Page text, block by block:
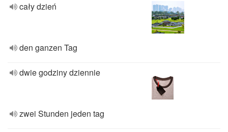
cały dzień
den ganzen Tag
dwie godziny dziennie
zwei Stunden jeden tag